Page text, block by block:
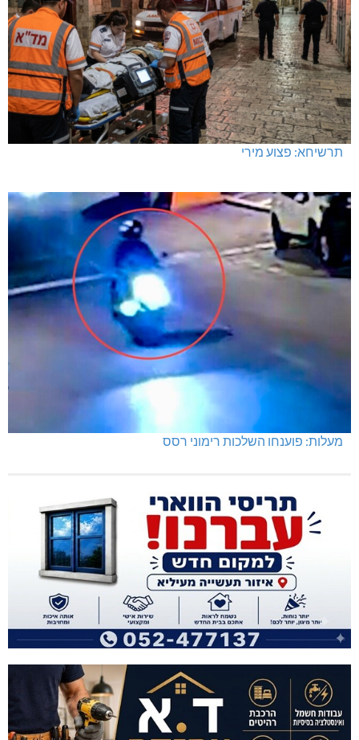
תרשיחא: פצוע מירי
מעלות: פוענחו השלכות רימוני רסס